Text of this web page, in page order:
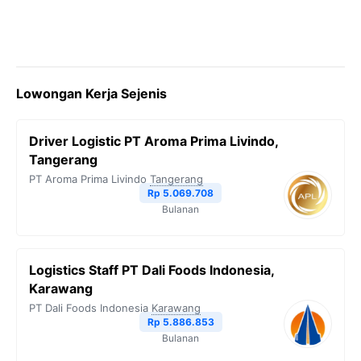
Lowongan Kerja Sejenis
Driver Logistic PT Aroma Prima Livindo,
Tangerang
PT Aroma Prima Livindo Tangerang
Rp 5.069.708
Bulanan
Logistics Staff PT Dali Foods Indonesia,
Karawang
PT Dali Foods Indonesia Karawang
Rp 5.886.853
Bulanan